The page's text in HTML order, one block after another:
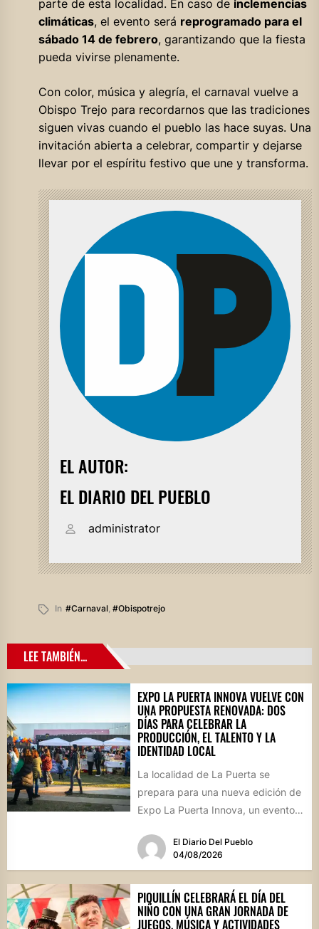
parte de esta localidad. En caso de inclemencias
climáticas, el evento será reprogramado para el
sábado 14 de febrero, garantizando que la fiesta
pueda vivirse plenamente.
Con color, música y alegría, el carnaval vuelve a
Obispo Trejo para recordarnos que las tradiciones
siguen vivas cuando el pueblo las hace suyas. Una
invitación abierta a celebrar, compartir y dejarse
llevar por el espíritu festivo que une y transforma.
EL AUTOR:
EL DIARIO DEL PUEBLO
administrator
In #carnaval, #obispotrejo
LEE TAMBIÉN...
EXPO LA PUERTA INNOVA VUELVE CON
UNA PROPUESTA RENOVADA: DOS
DÍAS PARA CELEBRAR LA
PRODUCCIÓN, EL TALENTO Y LA
IDENTIDAD LOCAL
La localidad de La Puerta se
prepara para una nueva edición de
Expo La Puerta Innova, un evento
El Diario Del Pueblo
04/08/2026
PIQUILLÍN CELEBRARÁ EL DÍA DEL
NIÑO CON UNA GRAN JORNADA DE
JUEGOS, MÚSICA Y ACTIVIDADES